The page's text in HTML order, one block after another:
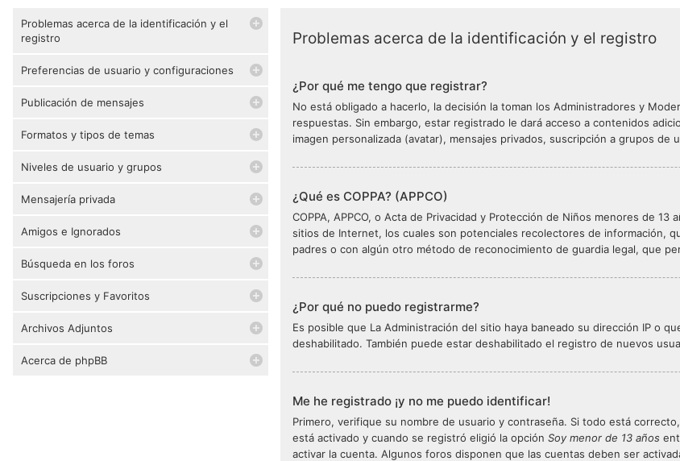
Problemas acerca de la identificación y el
registro
Preferencias de usuario y configuraciones
Publicación de mensajes
Formatos y tipos de temas
Niveles de usuario y grupos
Mensajería privada
Amigos e Ignorados
Búsqueda en los foros
Suscripciones y Favoritos
Archivos Adjuntos
Acerca de phpBB
Problemas acerca de la identificación y el registro
¿Por qué me tengo que registrar?
No está obligado a hacerlo, la decisión la toman los Administradores y
respuestas. Sin embargo, estar registrado le dará acceso a contenidos
imagen personalizada (avatar), mensajes privados, suscripción a grupos
¿Qué es COPPA? (APPCO)
COPPA, APPCO, o Acta de Privacidad y Protección de Niños menores de
sitios de Internet, los cuales son potenciales recolectores de información,
padres o con algún otro método de reconocimiento de guardia legal, que
¿Por qué no puedo registrarme?
Es posible que La Administración del sitio haya baneado su dirección IP o
deshabilitado. También puede estar deshabilitado el registro de nuevos
Me he registrado ¡y no me puedo identificar!
Primero, verifique su nombre de usuario y contraseña. Si todo está
está activado y cuando se registró eligió la opciónSoy menor de 13 años
activar la cuenta. Algunos foros disponen que las cuentas deben ser